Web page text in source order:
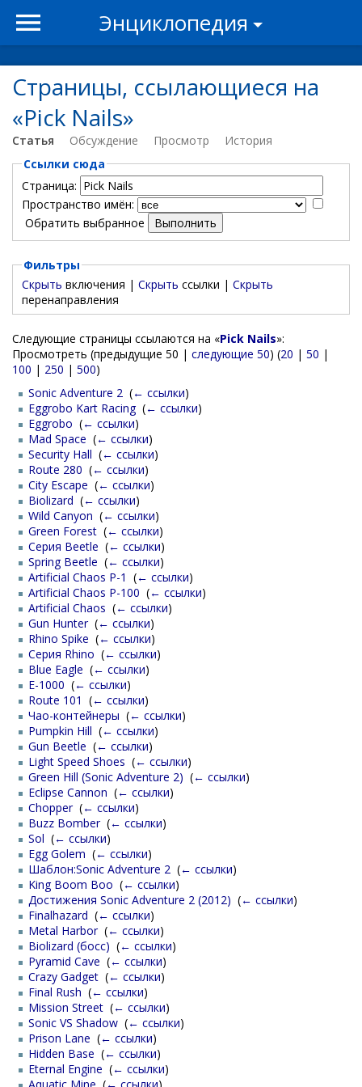
Энциклопедия
Страницы, ссылающиеся на
«Pick Nails»
Статья Обсуждение Просмотр
История
Ссылки сюда
Страница:
Пространство имён:
Обратить выбранное
Фильтры
Скрыть включения | Скрыть ссылки | Скрыть
перенаправления
Следующие страницы ссылаются на «Pick Nails»:
Просмотреть (предыдущие 50 | следующие 50) (20 | 50 |
100 | 250 | 500)
Sonic Adventure 2 (← ссылки)
Eggrobo Kart Racing‎ (← ссылки)
Eggrobo (← ссылки)
Mad Space (← ссылки)
Security Hall (← ссылки)
Route 280 (← ссылки)
City Escape (← ссылки)
Biolizard (← ссылки)
Wild Canyon (← ссылки)
Green Forest (← ссылки)
Серия Beetle (← ссылки)
Spring Beetle (← ссылки)
Artificial Chaos P-1 (← ссылки)
Artificial Chaos P-100 (← ссылки)
Artificial Chaos (← ссылки)
Gun Hunter‎ (← ссылки)
Rhino Spike (← ссылки)
Серия Rhino (← ссылки)
Blue Eagle (← ссылки)
E-1000 (← ссылки)
Route 101 (← ссылки)
Чао-контейнеры (← ссылки)
Pumpkin Hill (← ссылки)
Gun Beetle (← ссылки)
Light Speed Shoes (← ссылки)
Green Hill (Sonic Adventure 2) (← ссылки)
Eclipse Cannon (← ссылки)
Chopper‎ (← ссылки)
Buzz Bomber‎ (← ссылки)
Sol (← ссылки)
Egg Golem (← ссылки)
Шаблон:Sonic Adventure 2 (← ссылки)
King Boom Boo (← ссылки)
Достижения Sonic Adventure 2 (2012) (← ссылки)
Finalhazard (← ссылки)
Metal Harbor‎ (← ссылки)
Biolizard (босс) (← ссылки)
Pyramid Cave (← ссылки)
Crazy Gadget (← ссылки)
Final Rush (← ссылки)
Mission Street (← ссылки)
Sonic VS Shadow (← ссылки)
Prison Lane (← ссылки)
Hidden Base (← ссылки)
Eternal Engine (← ссылки)